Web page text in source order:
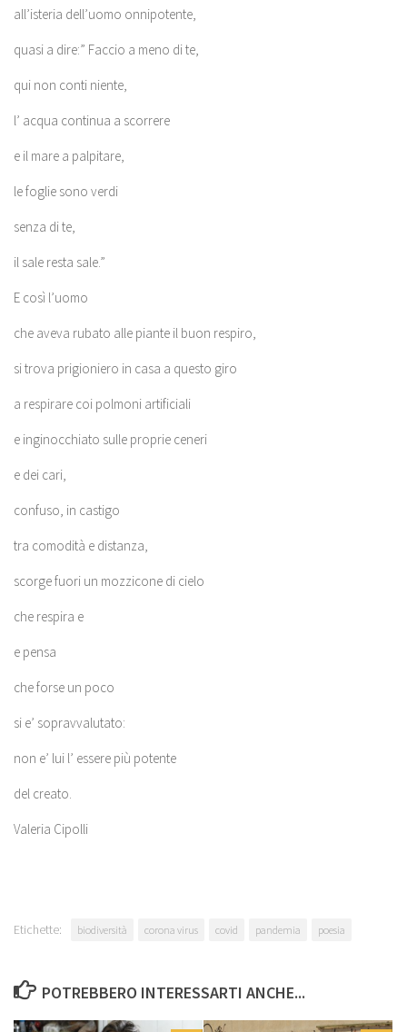
all’isteria dell’uomo onnipotente,
quasi a dire:” Faccio a meno di te,
qui non conti niente,
l’ acqua continua a scorrere
e il mare a palpitare,
le foglie sono verdi
senza di te,
il sale resta sale.”
E così l’uomo
che aveva rubato alle piante il buon respiro,
si trova prigioniero in casa a questo giro
a respirare coi polmoni artificiali
e inginocchiato sulle proprie ceneri
e dei cari,
confuso, in castigo
tra comodità e distanza,
scorge fuori un mozzicone di cielo
che respira e
e pensa
che forse un poco
si e’ sopravvalutato:
non e’ lui l’ essere più potente
del creato.
Valeria Cipolli
Etichette: biodiversità corona virus covid pandemia poesia
POTREBBERO INTERESSARTI ANCHE...